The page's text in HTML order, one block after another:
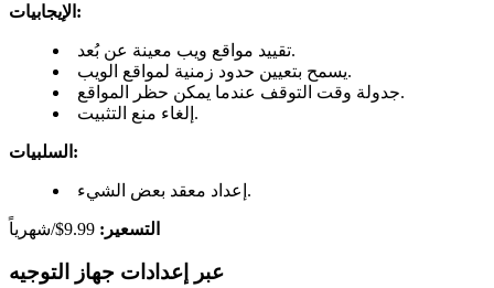
الإيجابيات:
تقييد مواقع ويب معينة عن بُعد.
يسمح بتعيين حدود زمنية لمواقع الويب.
جدولة وقت التوقف عندما يمكن حظر المواقع.
إلغاء منع التثبيت.
السلبيات:
إعداد معقد بعض الشيء.
التسعير:
عبر إعدادات جهاز التوجيه